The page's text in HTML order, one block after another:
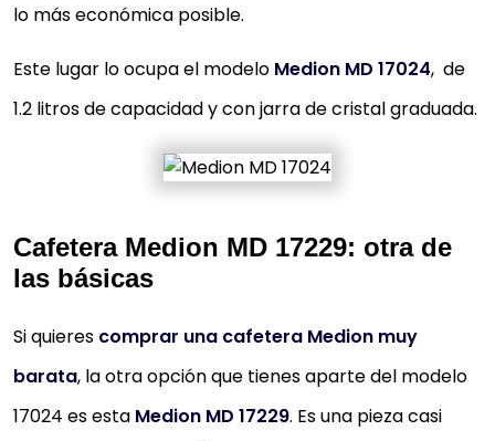
lo más económica posible.
Este lugar lo ocupa el modelo Medion MD 17024, de
1.2 litros de capacidad y con jarra de cristal graduada.
Cafetera Medion MD 17229: otra de
las básicas
Si quieres comprar una cafetera Medion muy
barata, la otra opción que tienes aparte del modelo
17024 es esta Medion MD 17229. Es una pieza casi